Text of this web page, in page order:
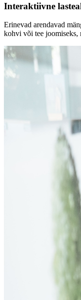
Interaktiivne
Erinevad arendavad
kohvi või tee